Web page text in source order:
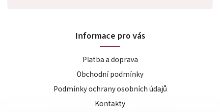
Informace pro vás
Platba a doprava
Obchodní podmínky
Podmínky ochrany osobních údajů
Kontakty